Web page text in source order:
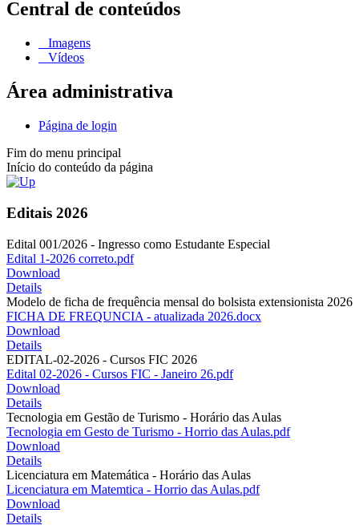
Central de conteúdos
Imagens
Vídeos
Área administrativa
Página de login
Fim do menu principal
Início do conteúdo da página
Editais 2026
Edital 001/2026 - Ingresso como Estudante Especial
Edital 1-2026 correto.pdf
Download
Details
Modelo de ficha de frequência mensal do bolsista extensionista 2026
FICHA DE FREQUNCIA - atualizada 2026.docx
Download
Details
EDITAL-02-2026 - Cursos FIC 2026
Edital 02-2026 - Cursos FIC - Janeiro 26.pdf
Download
Details
Tecnologia em Gestão de Turismo - Horário das Aulas
Tecnologia em Gesto de Turismo - Horrio das Aulas.pdf
Download
Details
Licenciatura em Matemática - Horário das Aulas
Licenciatura em Matemtica - Horrio das Aulas.pdf
Download
Details